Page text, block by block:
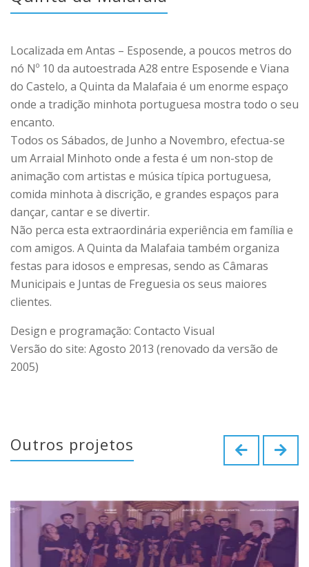
Localizada em Antas – Esposende, a poucos metros do
nó Nº 10 da autoestrada A28 entre Esposende e Viana
do Castelo, a Quinta da Malafaia é um enorme espaço
onde a tradição minhota portuguesa mostra todo o seu
encanto.
Todos os Sábados, de Junho a Novembro, efectua-se
um Arraial Minhoto onde a festa é um non-stop de
animação com artistas e música típica portuguesa,
comida minhota à discrição, e grandes espaços para
dançar, cantar e se divertir.
Não perca esta extraordinária experiência em família e
com amigos. A Quinta da Malafaia também organiza
festas para idosos e empresas, sendo as Câmaras
Municipais e Juntas de Freguesia os seus maiores
clientes.
Design e programação: Contacto Visual
Versão do site: Agosto 2013 (renovado da versão de
2005)
Outros projetos